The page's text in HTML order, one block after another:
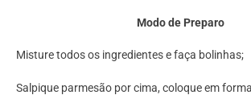
Modo de Preparo
Misture todos os ingredientes e faça bolinhas;
Salpique parmesão por cima, coloque em